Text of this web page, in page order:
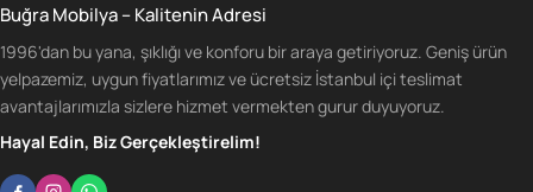
Buğra Mobilya – Kalitenin Adresi
1996'dan bu yana, şıklığı ve konforu bir araya getiriyoruz. Geniş ürün
yelpazemiz, uygun fiyatlarımız ve ücretsiz İstanbul içi teslimat
avantajlarımızla sizlere hizmet vermekten gurur duyuyoruz.
Hayal Edin, Biz Gerçekleştirelim!